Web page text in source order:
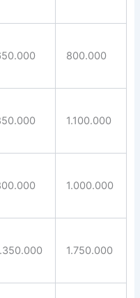
800.000
1.100.000
1.000.000
1.750.000